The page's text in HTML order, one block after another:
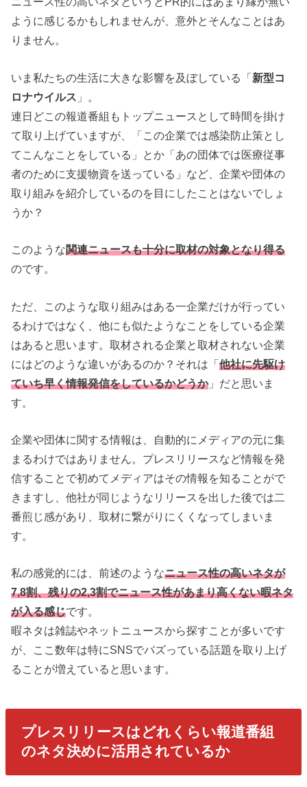
ように感じるかもしれませんが、意外とそんなことはあ
りません。
いま私たちの生活に大きな影響を及ぼしている「新型コ
ロナウイルス 」。
連日どこの報道番組もトップニュースとして時間を掛け
て取り上げていますが、「この企業では感染防止策とし
てこんなことをしている」とか「あの団体では医療従事
者のために支援物資を送っている」など、企業や団体の
取り組みを紹介しているのを目にしたことはないでしょ
うか？
このような関連ニュースも十分に取材の対象となり得る
のです。
ただ、このような取り組みはある一企業だけが行ってい
るわけではなく、他にも似たようなことをしている企業
はあると思います。取材される企業と取材されない企業
にはどのような違いがあるのか？それは「他社に先駆け
ていち早く情報発信をしているかどうか」だと思いま
す。
企業や団体に関する情報は、自動的にメディアの元に集
まるわけではありません。プレスリリースなど情報を発
信することで初めてメディアはその情報を知ることがで
きますし、他社が同じようなリリースを出した後では二
番煎じ感があり、取材に繋がりにくくなってしまいま
す。
私の感覚的には、前述のようなニュース性の高いネタが
7,8割、残りの2,3割でニュース性があまり高くない暇ネタ
が入る感じです。
暇ネタは雑誌やネットニュースから探すことが多いです
が、ここ数年は特にSNSでバズっている話題を取り上げ
ることが増えていると思います。
プレスリリースはどれくらい報道番組
のネタ決めに活用されているか